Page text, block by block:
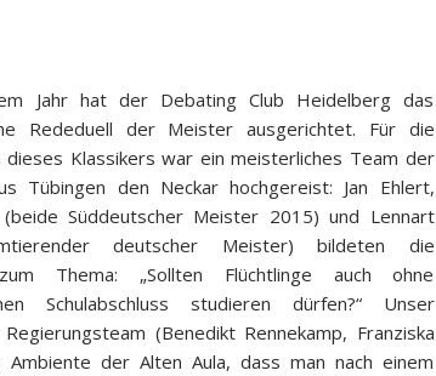
Jahr hat der Debating Club Heidelberg das
Rededuell der Meister ausgerichtet. Für die
dieses Klassikers war ein meisterliches Team der
Tübingen den Neckar hochgereist: Jan Ehlert,
Süddeutscher Meister 2015) und Lennart
deutscher Meister) bildeten die
Thema: „Sollten Flüchtlinge auch ohne
Schulabschluss studieren dürfen?“ Unser
(Benedikt Rennekamp, Franziska
der Alten Aula, dass man nach einem